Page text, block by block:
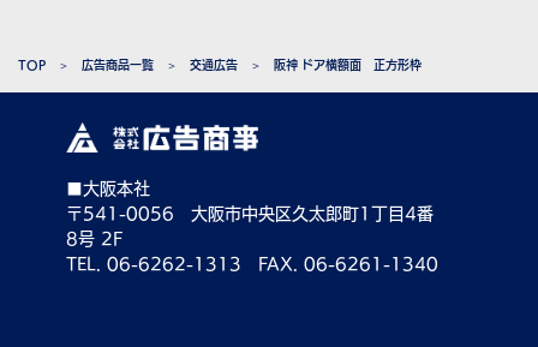
TOP 広告商品一覧 交通広告 阪神 ドア横額面 正方形枠
■大阪本社
〒541-0056 大阪市中央区久太郎町1丁目4番
8号 2F
TEL. 06-6262-1313 FAX. 06-6261-1340